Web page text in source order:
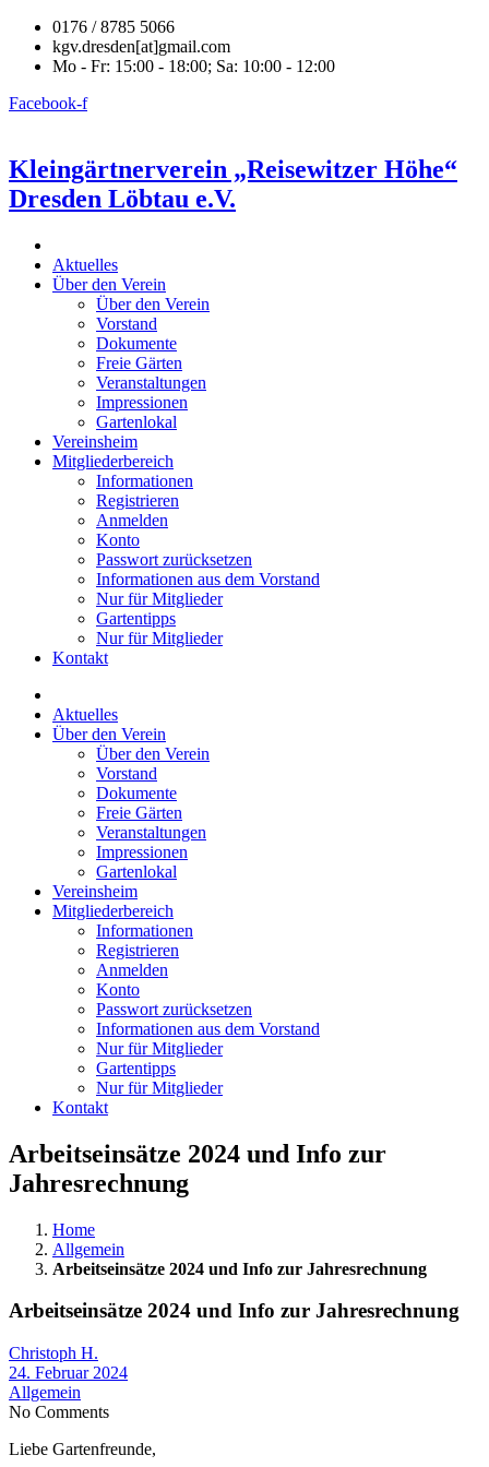
0176 / 8785 5066
kgv.dresden[at]gmail.com
Mo - Fr: 15:00 - 18:00; Sa: 10:00 - 12:00
Facebook-f
Kleingärtnerverein „Reisewitzer Höhe“
Dresden Löbtau e.V.
Aktuelles
Über den Verein
Über den Verein
Vorstand
Dokumente
Freie Gärten
Veranstaltungen
Impressionen
Gartenlokal
Vereinsheim
Mitgliederbereich
Informationen
Registrieren
Anmelden
Konto
Passwort zurücksetzen
Informationen aus dem Vorstand
Nur für Mitglieder
Gartentipps
Nur für Mitglieder
Kontakt
Aktuelles
Über den Verein
Über den Verein
Vorstand
Dokumente
Freie Gärten
Veranstaltungen
Impressionen
Gartenlokal
Vereinsheim
Mitgliederbereich
Informationen
Registrieren
Anmelden
Konto
Passwort zurücksetzen
Informationen aus dem Vorstand
Nur für Mitglieder
Gartentipps
Nur für Mitglieder
Kontakt
Arbeitseinsätze 2024 und Info zur
Jahresrechnung
Home
Allgemein
Arbeitseinsätze 2024 und Info zur Jahresrechnung
Arbeitseinsätze 2024 und Info zur Jahresrechnung
Christoph H.
24. Februar 2024
Allgemein
No Comments
Liebe Gartenfreunde,